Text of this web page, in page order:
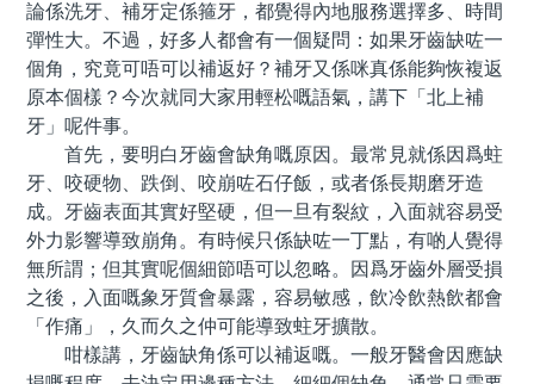
論係洗牙、補牙定係箍牙，都覺得內地服務選擇多、時間
彈性大。不過，好多人都會有一個疑問：如果牙齒缺咗一
個角，究竟可唔可以補返好？補牙又係咪真係能夠恢複返
原本個樣？今次就同大家用輕松嘅語氣，講下「北上補
牙」呢件事。
首先，要明白牙齒會缺角嘅原因。最常見就係因爲蛀
牙、咬硬物、跌倒、咬崩咗石仔飯，或者係長期磨牙造
成。牙齒表面其實好堅硬，但一旦有裂紋，入面就容易受
外力影響導致崩角。有時候只係缺咗一丁點，有啲人覺得
無所謂；但其實呢個細節唔可以忽略。因爲牙齒外層受損
之後，入面嘅象牙質會暴露，容易敏感，飲冷飲熱飲都會
「作痛」，久而久之仲可能導致蛀牙擴散。
咁樣講，牙齒缺角係可以補返嘅。一般牙醫會因應缺